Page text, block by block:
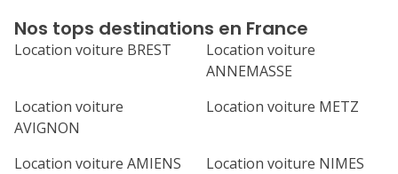
Nos tops destinations en France
Location voiture BREST
Location voiture
ANNEMASSE
Location voiture
AVIGNON
Location voiture METZ
Location voiture AMIENS
Location voiture NIMES